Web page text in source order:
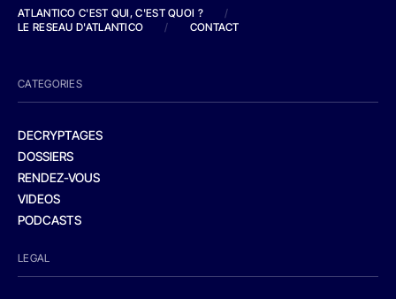
ATLANTICO C'EST QUI, C'EST QUOI ?
/
LE RESEAU D'ATLANTICO
/ CONTACT
CATEGORIES
DECRYPTAGES
DOSSIERS
RENDEZ-VOUS
VIDEOS
PODCASTS
LEGAL